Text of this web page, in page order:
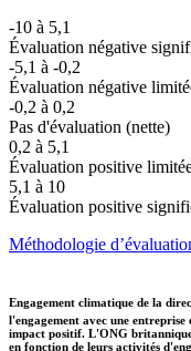
-10 à 5,1
Évaluation négative
-5,1 à -0,2
Évaluation négative
-0,2 à 0,2
Pas d'évaluation (nette)
0,2 à 5,1
Évaluation positive
5,1 à 10
Évaluation positive
Méthodologie
Engagement climatique de la
l'engagement avec une
impact positif. L'ONG
en fonction de leurs activités